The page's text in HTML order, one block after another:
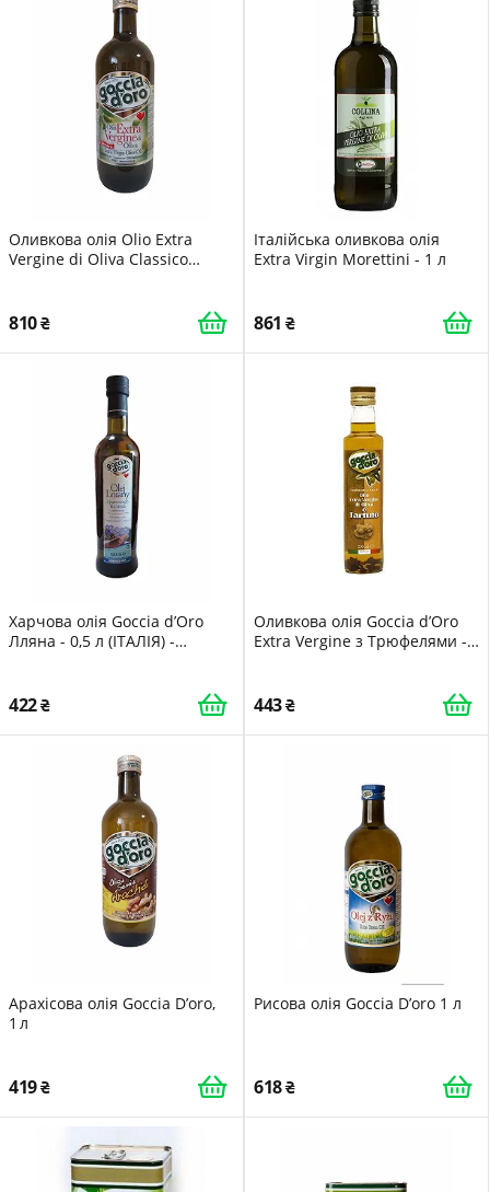
Оливкова олія Olio Extra
Vergine di Oliva Classico
810
Італійська оливкова олія
Extra Virgin Morettini - 1 л
861
Харчова олія Goccia d’Oro
Лляна - 0,5 л (ІТАЛІЯ) -
422
Оливкова олія Goccia d’Oro
Extra Vergine з Трюфелями -
443
Арахісова олія Goccia D’oro,
1 л
419
Рисова олія Goccia D’oro 1 л
618